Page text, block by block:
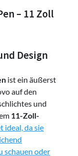
– 11 Zoll
Design
ist ein äußerst
auf den
und
11-Zoll-
ideal, da sie
schauen oder